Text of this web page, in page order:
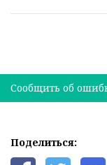
Была ли
Поделиться:
Сообщить об